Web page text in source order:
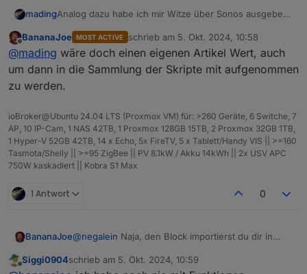
</ block>
</value
>
next
type
<mutation name="Witz sagen"></
</block>
</statement>
block
</statement>
"oSR-
<block type ="controls_if" id=
< block type="get_value"
madingAnalog dazu habe ich mir Witze über Sonos ausgeben
gelesen, über sayit bei mir auf Sonos ausgegeben.
Vielleicht mags ja jemand.
Offline
BananaJoe MOST ACTIVE schrieb am 5. Okt. 2024, 10:58
zuletzt editiert von
@mading wäre doch einen eigenen Artikel Wert, auch
um dann in die Sammlung der Skripte mit aufgenommen
zu werden.
ioBroker@Ubuntu 24.04 LTS (Proxmox VM) für: >260 Geräte, 6 Switche, 7
AP, 10 IP-Cam, 1 NAS 42TB, 1 Proxmox 128GB 15TB, 2 Proxmox 32GB 1TB,
1 Hyper-V 52GB 42TB, 14 x Echo, 5x FireTV, 5 x Tablett/Handy VIS || >=160
Tasmota/Shelly || >=95 ZigBee || PV 8.1kW / Akku 14kWh || 2x USV APC
750W kaskadiert || Kobra S1 Max
1 Antwort 0
BananaJoe@negalein Naja, den Block importierst du dir in
Blockly importieren, nur die Funktion markieren
Beim Import wird dein vorhandenes Skript nicht
Offline
Siggi0904schrieb am 5. Okt. 2024, 10:59
zuletzt editiert von